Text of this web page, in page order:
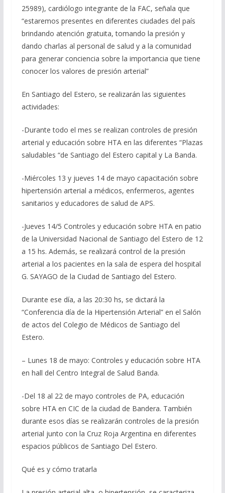
25989), cardiólogo integrante de la FAC, señala que
“estaremos presentes en diferentes ciudades del país
brindando atención gratuita, tomando la presión y
dando charlas al personal de salud y a la comunidad
para generar conciencia sobre la importancia que tiene
conocer los valores de presión arterial”
En Santiago del Estero, se realizarán las siguientes
actividades:
-Durante todo el mes se realizan controles de presión
arterial y educación sobre HTA en las diferentes “Plazas
saludables “de Santiago del Estero capital y La Banda.
-Miércoles 13 y jueves 14 de mayo capacitación sobre
hipertensión arterial a médicos, enfermeros, agentes
sanitarios y educadores de salud de APS.
-Jueves 14/5 Controles y educación sobre HTA en patio
de la Universidad Nacional de Santiago del Estero de 12
a 15 hs. Además, se realizará control de la presión
arterial a los pacientes en la sala de espera del hospital
G. SAYAGO de la Ciudad de Santiago del Estero.
Durante ese día, a las 20:30 hs, se dictará la
“Conferencia día de la Hipertensión Arterial” en el Salón
de actos del Colegio de Médicos de Santiago del
Estero.
– Lunes 18 de mayo: Controles y educación sobre HTA
en hall del Centro Integral de Salud Banda.
-Del 18 al 22 de mayo controles de PA, educación
sobre HTA en CIC de la ciudad de Bandera. También
durante esos días se realizarán controles de la presión
arterial junto con la Cruz Roja Argentina en diferentes
espacios públicos de Santiago Del Estero.
Qué es y cómo tratarla